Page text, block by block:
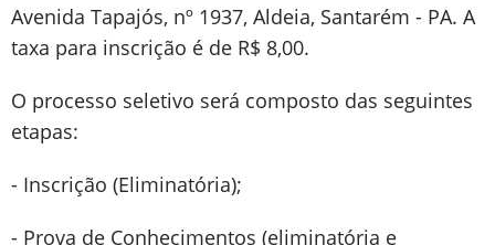
Avenida Tapajós, nº 1937, Aldeia, Santarém - PA. A
taxa para inscrição é de R$ 8,00.
O processo seletivo será composto das seguintes
etapas:
- Inscrição (Eliminatória);
- Prova de Conhecimentos (eliminatória e